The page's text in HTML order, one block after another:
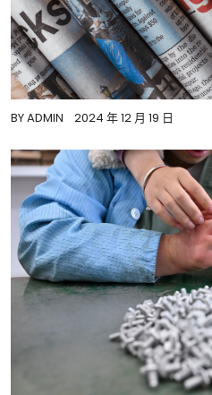
BYADMIN 2024 年 12 月 19 日